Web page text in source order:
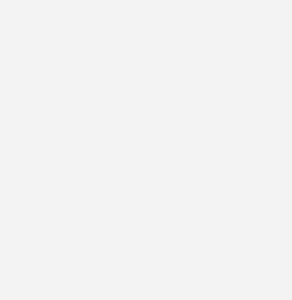
gestaltet.“
Kompromisse“
für Wirtschaft und
„Das Verhandlungsergebnis ist
Gebäudeenergiegesetz wird
Sommerpause zu verabschieden.
für die Wärmewende erreicht. Das
Kern ist gewahrt. Das ist gut und